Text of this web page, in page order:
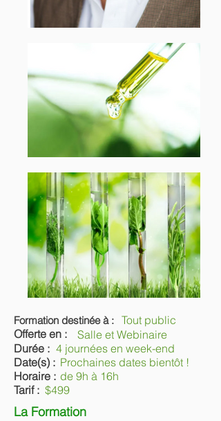
Formation destinée à : Tout public
Offerte en :
Salle et Webinaire
Durée : 4 journées en week-end
Date(s) : Prochaines dates bientôt !
Horaire : de 9h à 16h
Tarif : $499
La Formation